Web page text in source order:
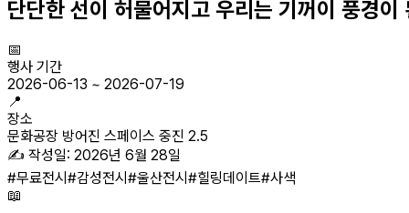
단단한 선이 허물어지고 우리는 기꺼이 풍경이
📅
행사 기간
2026-06-13 ~ 2026-07-19
📍
장소
문화공장 방어진 스페이스 중진 2.5
✍️ 작성일: 2026년 6월 28일
#무료전시 #감성전시 #울산전시 #힐링데이트#사색
📖